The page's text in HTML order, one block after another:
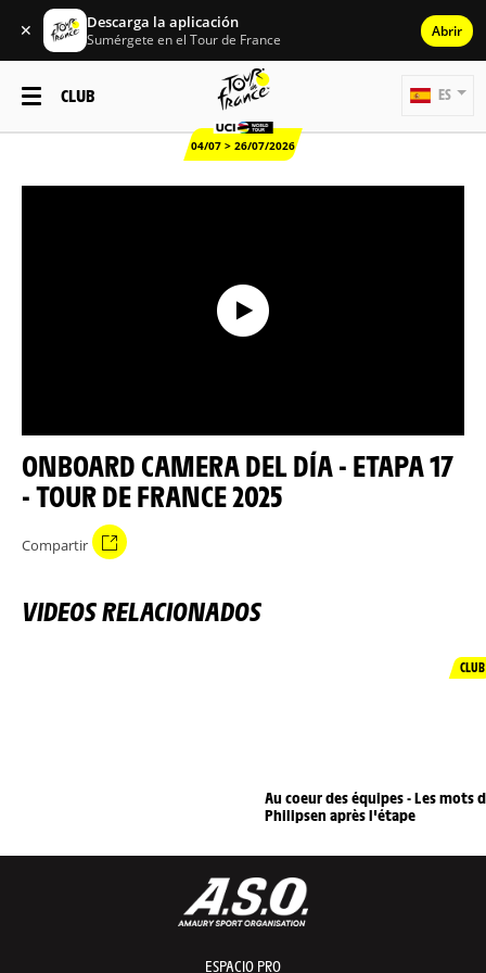
✕ Descarga la aplicación
Sumérgete en el Tour de France Abrir
CLUB
04/07 > 26/07/2026
ES
ONBOARD CAMERA DEL DÍA - ETAPA 17
- TOUR DE FRANCE 2025
Compartir
VIDEOS RELACIONADOS
CLUB
Au coeur des équipes - Les mots
Philipsen après l'étape
ESPACIO PRO